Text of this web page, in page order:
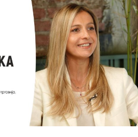
граѓаните во дигиталните
е и развојот на е-трговијата
наоѓаме во споредба со
со развиените европски
граѓаните сè уште се
збор за онлајн купување и
се заштитат од злоупотреби и